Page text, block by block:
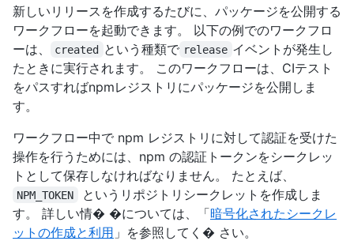
新しいリリースを作成するたびに、パッケージを公開する
ワークフローを起動できます。 以下の例でのワークフロ
ーは、
created という種類で release イベントが発生し
たときに実行されます。 このワークフローは、CIテスト
をパスすればnpmレジストリにパッケージを公開しま
す。
ワークフロー中で npm レジストリに対して認証を受けた
操作を行うためには、npm の認証トークンをシークレッ
トとして保存しなければなりません。 たとえば、
NPM_TOKEN
というリポジトリシークレットを作成しま
す。 詳しい情� �については、「暗号化されたシークレ
ットの作成と利用 」を参照してく� さい。